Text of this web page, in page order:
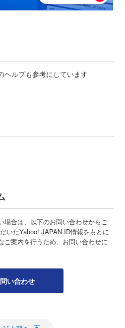
ヘルプも参考にしています
場合は、以下のお問い合わせからご
いたYahoo! JAPAN ID情報をもとに
ご案内を行うため、お問い合わせに
い合わせ